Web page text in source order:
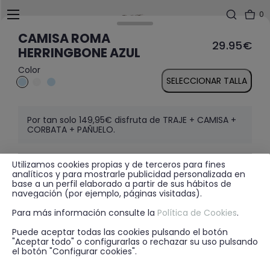
0
CAMISA ROMA
HERRINGBONE AZUL
29.95€
Color
SELECCIONAR TALLA
Por tan solo 149,95€ disfruta de TRAJE + CAMISA +
CORBATA + PAÑUELO.
MÁS INFORMACIÓN
DISPONIBILIDAD EN TIENDA
Utilizamos cookies propias y de terceros para fines
analíticos y para mostrarle publicidad personalizada en
base a un perfil elaborado a partir de sus hábitos de
navegación (por ejemplo, páginas visitadas).
Para más información consulte la Política de Cookies.
Puede aceptar todas las cookies pulsando el botón
"Aceptar todo" o configurarlas o rechazar su uso pulsando
el botón "Configurar cookies".